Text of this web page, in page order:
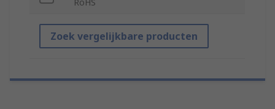
RoHS
Zoek vergelijkbare producten